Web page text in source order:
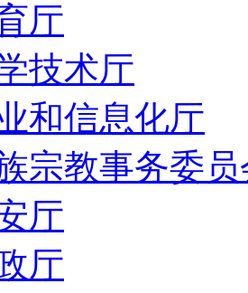
厅
技术厅
和信息化厅
宗教事务委员
厅
厅